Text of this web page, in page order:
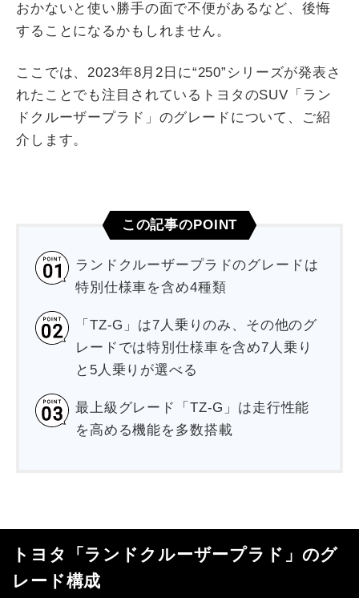
おかないと使い勝手の面で不便があるなど、後悔
することになるかもしれません。
ここでは、2023年8月2日に“250”シリーズが発表さ
れたことでも注目されているトヨタのSUV「ラン
ドクルーザープラド」のグレードについて、ご紹
介します。
この記事のPOINT
ランドクルーザープラドのグレードは
特別仕様車を含め4種類
「TZ-G」は7人乗りのみ、その他のグ
レードでは特別仕様車を含め7人乗り
と5人乗りが選べる
最上級グレード「TZ-G」は走行性能
を高める機能を多数搭載
トヨタ「ランドクルーザープラド」のグ
レード構成